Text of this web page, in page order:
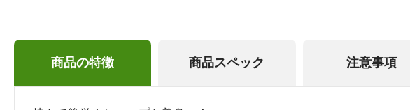
商品の特徴 商品スペック 注意事項